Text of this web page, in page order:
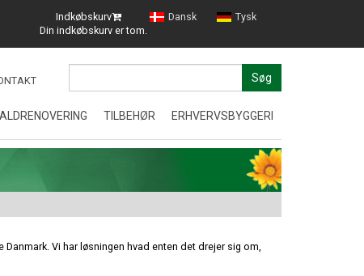
Indkøbskurv
Din indkøbskurv er tom.
Dansk Tysk
VÅDFODER
Søg
TILBEHØR ERHVERVSBYGGERI
Afsluttet byggeri i Aalborg
Vi har løsningen hvad enten det drejer sig om,